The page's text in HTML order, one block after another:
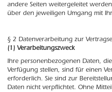
andere Seiten weitergeleitet
über den jeweiligen Umgang mit
§ 2 Datenverarbeitung zur
(1) Verarbeitungszweck
Ihre personenbezogenen Daten,
Verfügung stellen, sind für einen
erforderlich. Sie sind zur
Daten nicht verpflichtet. Ohne